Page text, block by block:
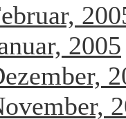
2005